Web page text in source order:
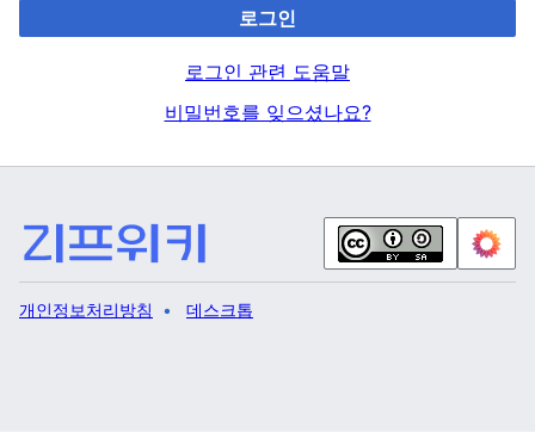
로그인
로그인 관련 도움말
비밀번호를 잊으셨나요?
개인정보처리방침 데스크톱